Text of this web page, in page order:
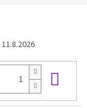
11.8.2026